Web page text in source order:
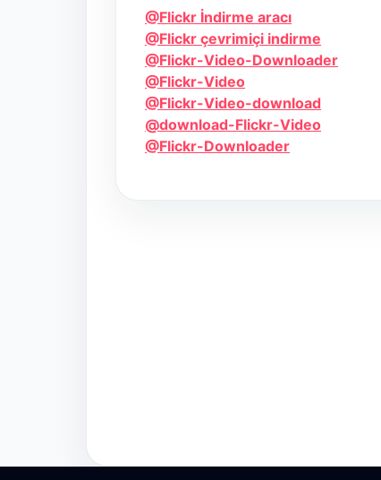
@Flickr İndirme aracı
@Flickr çevrimiçi indirme
@Flickr-Video-Downloader
@Flickr-Video
@Flickr-Video-download
@download-Flickr-Video
@Flickr-Downloader